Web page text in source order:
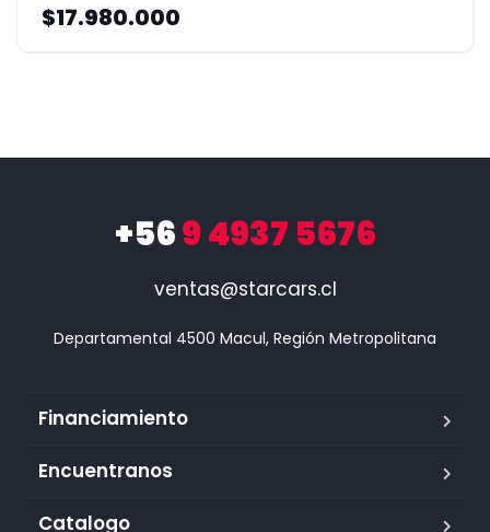
$17.980.000
+569 4937 5676
ventas@starcars.cl
Financiamiento
Encuentranos
Catalogo